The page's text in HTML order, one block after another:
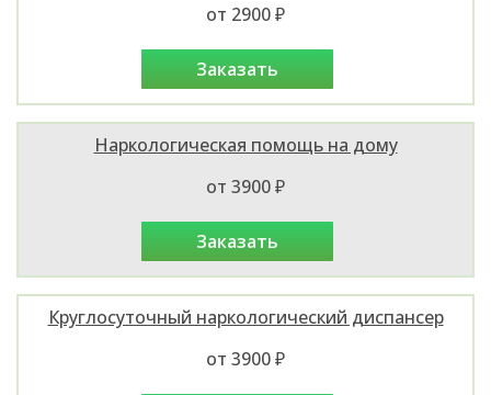
от 2900 ₽
заказать
Наркологическая помощь на дому
от 3900 ₽
заказать
Круглосуточный наркологический диспансер
от 3900 ₽